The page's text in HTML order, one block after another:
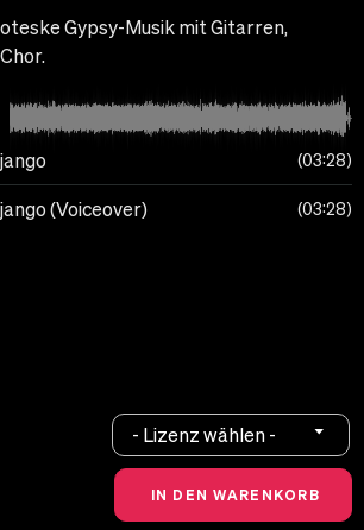
Gypsy-Musik mit Gitarren,
03:28
(Voiceover) 03:28
- Lizenz wählen -